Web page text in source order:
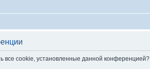
все cookie, установленные данной конференцией?